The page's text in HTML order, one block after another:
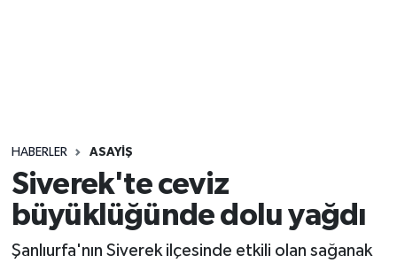
HABERLER ASAYIŞ
Siverek'te ceviz
büyüklüğünde dolu yağdı
Şanlıurfa'nın Siverek ilçesinde etkili olan sağanak
Yaşam